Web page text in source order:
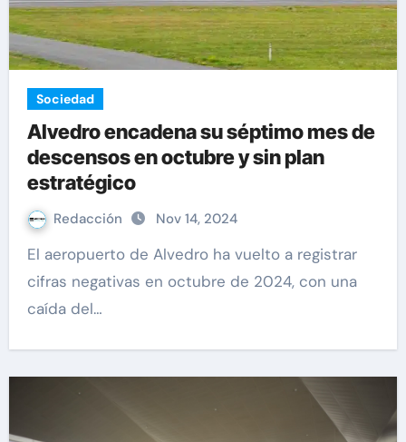
Sociedad
Alvedro encadena su séptimo mes de
descensos en octubre y sin plan
estratégico
Redacción Nov 14, 2024
El aeropuerto de Alvedro ha vuelto a registrar
cifras negativas en octubre de 2024, con una
caída del…